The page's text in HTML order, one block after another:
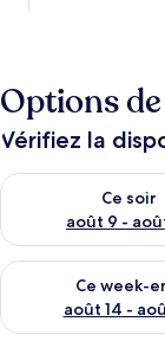
Options
Vérifiez la
Ce soir
août 9 -
Vérifier la
Ce week-
août 14 -
Vérifier la